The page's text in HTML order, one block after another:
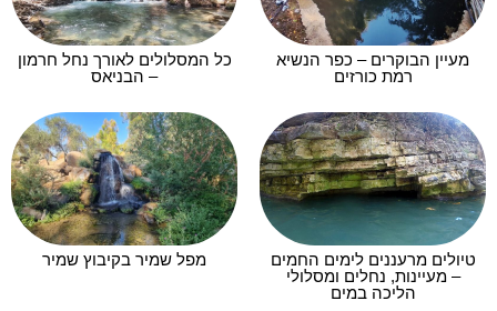
מעיין הבוקרים – כפר הנשיא
רמת כורזים
כל המסלולים לאורך נחל חרמון
– הבניאס
טיולים מרעננים לימים החמים
– מעיינות, נחלים ומסלולי
הליכה במים
מפל שמיר בקיבוץ שמיר